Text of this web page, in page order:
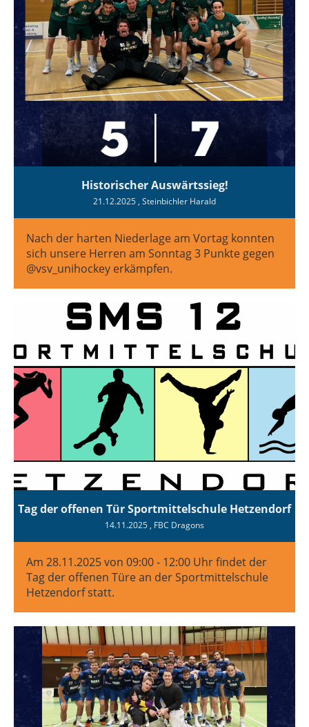
Historischer Auswärtssieg!
21.12.2025 , Steinbichler Harald
Nach der harten Niederlage am Vortag konnten
sich unsere Herren am Sonntag 3 Punkte gegen
@vsv_unihockey erkämpfen.
Tag der offenen Tür Sportmittelschule Hetzendorf
14.11.2025 , FBC Dragons
Am 28.11.2025 von 09:00 - 12:00 Uhr findet der
Tag der offenen Türe an der Sportmittelschule
Hetzendorf statt.